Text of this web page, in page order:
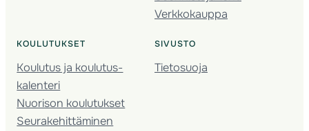
Verkkokauppa
KOULUTUKSET
Koulutus ja koulutus­
kalenteri
Nuorison koulutukset
Seura­kehittäminen
SIVUSTO
Tietosuoja